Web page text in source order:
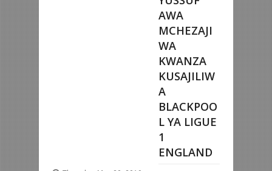
AWA
MCHEZAJI
WA
KWANZA
KUSAJILIW
A
BLACKPOO
L YA LIGUE
1
ENGLAND